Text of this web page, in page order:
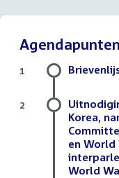
Agendapunten
1
Korea,
en World
World
2